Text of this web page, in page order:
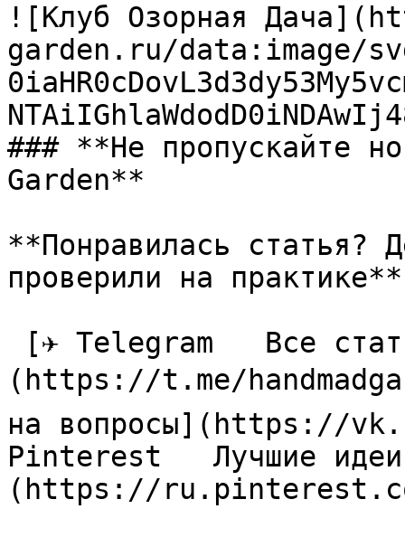
![Клуб Озорная
garden.ru/data:image/
### **Не пропускайте
Garden**
**Понравилась статья?
проверили на практике**
(https://t.me/
на вопросы](https://
Pinterest   Лучшие
(https://